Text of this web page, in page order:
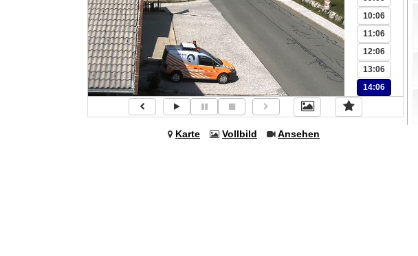
10:06
11:06
12:06
13:06
14:06
Karte Vollbild Ansehen